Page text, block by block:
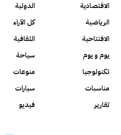
الاقتصادية
الدولية
الرياضية
كل الآراء
الافتتاحية
الثقافية
يوم و يوم
سياحة
تكنولوجيا
منوعات
مناسبات
سيارات
تقارير
فيديو